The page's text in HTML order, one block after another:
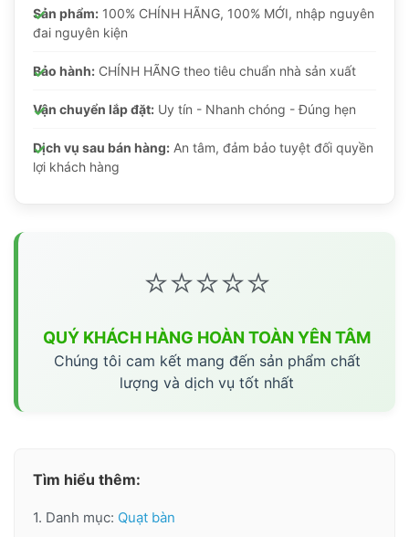
Sản phẩm: 100% CHÍNH HÃNG, 100% MỚI, nhập nguyên
đai nguyên kiện
Bảo hành: CHÍNH HÃNG theo tiêu chuẩn nhà sản xuất
Vận chuyển lắp đặt: Uy tín - Nhanh chóng - Đúng hẹn
Dịch vụ sau bán hàng: An tâm, đảm bảo tuyệt đối quyền
lợi khách hàng
⭐⭐⭐⭐⭐
QUÝ KHÁCH HÀNG HOÀN TOÀN YÊN TÂM
Chúng tôi cam kết mang đến sản phẩm chất
lượng và dịch vụ tốt nhất
Tìm hiểu thêm:
1. Danh mục: Quạt bàn